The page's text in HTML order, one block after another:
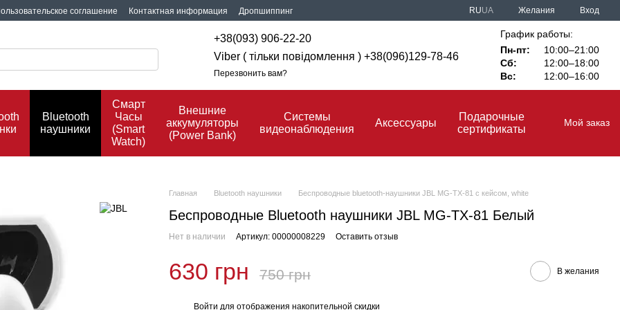
соглашение Контактная информация
Дропшиппинг
RUUA Желания Вход
+38(093) 906-22-20
Viber ( тільки повідомлення ) +38(096)129-78-46
Перезвонить вам?
График работы:
Пн-пт:
10:00–21:00
Сб:
12:00–18:00
Вс:
12:00–16:00
Bluetooth
наушники
Смарт
Часы
(Smart
Watch)
Внешние
аккумуляторы
(Power Bank)
Системы
видеонаблюдения
Аксессуары
Подарочные
сертификаты
Мой заказ
Главная Bluetooth наушники Беспроводные bluetooth-наушники JBL MG-TX-81 с кейсом, white
Беспроводные Bluetooth наушники JBL MG-TX-81 Белый
Нет в наличии Артикул: 00000008229 Оставить отзыв
630 грн 750 грн В желания
Войти для отображения накопительной скидки